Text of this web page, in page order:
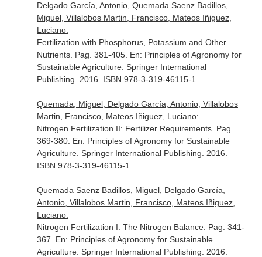
Delgado García, Antonio, Quemada Saenz Badillos,
Miguel, Villalobos Martin, Francisco, Mateos Iñiguez,
Luciano:
Fertilization with Phosphorus, Potassium and Other
Nutrients. Pag. 381-405. En: Principles of Agronomy for
Sustainable Agriculture. Springer International
Publishing. 2016. ISBN 978-3-319-46115-1
Quemada, Miguel, Delgado García, Antonio, Villalobos
Martin, Francisco, Mateos Iñiguez, Luciano:
Nitrogen Fertilization II: Fertilizer Requirements. Pag.
369-380. En: Principles of Agronomy for Sustainable
Agriculture. Springer International Publishing. 2016.
ISBN 978-3-319-46115-1
Quemada Saenz Badillos, Miguel, Delgado García,
Antonio, Villalobos Martin, Francisco, Mateos Iñiguez,
Luciano:
Nitrogen Fertilization I: The Nitrogen Balance. Pag. 341-
367. En: Principles of Agronomy for Sustainable
Agriculture. Springer International Publishing. 2016.